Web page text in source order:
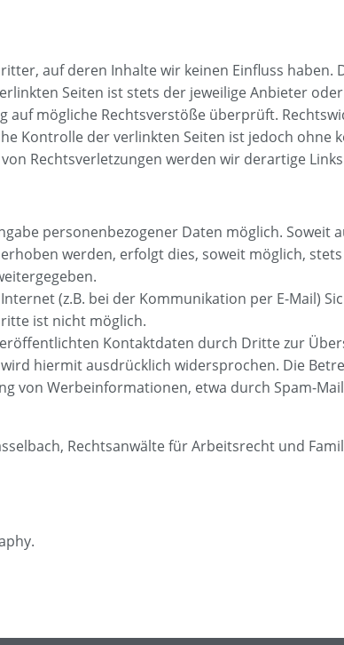
auf deren Inhalte wir keinen Einfluss
Seiten ist stets der jeweilige Anbieter
mögliche Rechtsverstöße überprüft.
Kontrolle der verlinkten Seiten ist jedoch ohne
Rechtsverletzungen werden wir derartige
personenbezogener Daten möglich. Soweit
werden, erfolgt dies, soweit möglich,
(z.B. bei der Kommunikation per E-Mail)
ist nicht möglich.
Kontaktdaten durch Dritte zur
hiermit ausdrücklich widersprochen. Die
von Werbeinformationen, etwa durch Spam-
Rechtsanwälte für Arbeitsrecht und